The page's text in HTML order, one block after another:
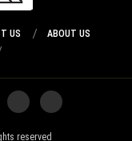
ABOUT US
US
reserved ©